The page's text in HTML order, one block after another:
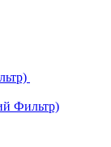
Фильтр)